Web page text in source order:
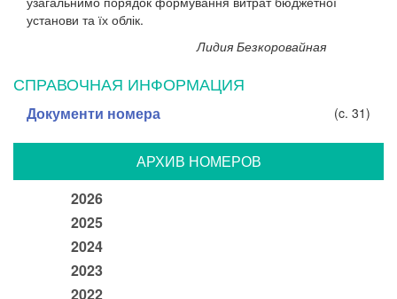
установи та їх облік.
Лидия Безкоровайная
СПРАВОЧНАЯ ИНФОРМАЦИЯ
Документи номера (c. 31)
АРХИВ НОМЕРОВ
2026
2025
2024
2023
2022